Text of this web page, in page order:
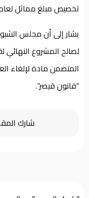
تخصيص مبلغ مماثل لعام
يشار إلى أن مجلس
المتضمن مادة لإلغاء
“قانون قيصر”.
شارك